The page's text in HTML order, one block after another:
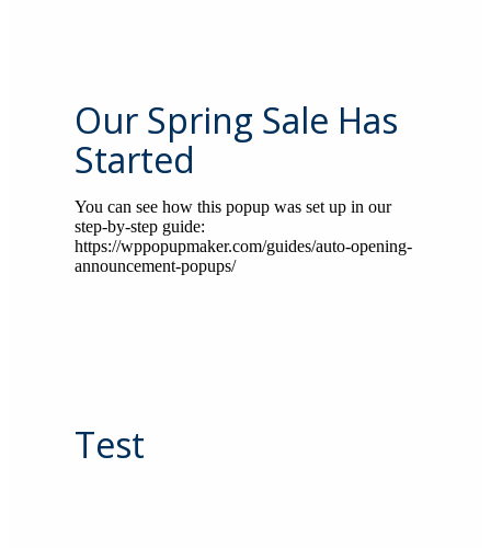
Our Spring Sale Has
Started
You can see how this popup was set up in our
step-by-step guide:
https://wppopupmaker.com/guides/auto-opening-
announcement-popups/
Test